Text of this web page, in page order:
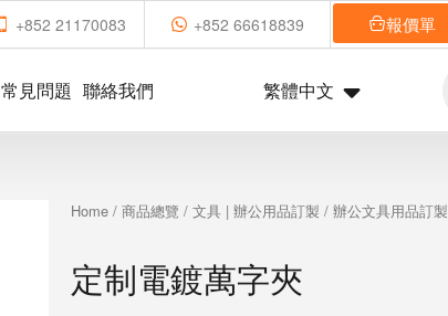
+852 21170083 +852 66618839 報價單
常見問題 聯絡我們 繁體中文
Home /商品總覽 /文具 | 辦公用品訂製 /辦公文具用品訂製
定制電鍍萬字夾